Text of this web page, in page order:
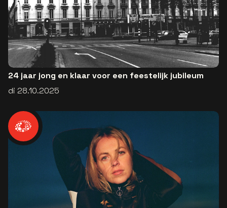
24 jaar jong en klaar voor een feestelijk jubileum
di 28.10.2025